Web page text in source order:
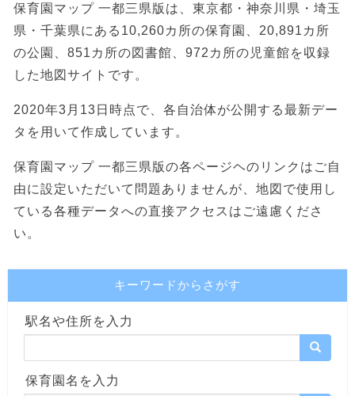
保育園マップ 一都三県版は、東京都・神奈川県・埼玉
県・千葉県にある10,260カ所の保育園、20,891カ所
の公園、851カ所の図書館、972カ所の児童館を収録
した地図サイトです。
2020年3月13日時点で、各自治体が公開する最新デー
タを用いて作成しています。
保育園マップ 一都三県版の各ページヘのリンクはご自
由に設定いただいて問題ありませんが、地図で使用し
ている各種データへの直接アクセスはご遠慮くださ
い。
キーワードからさがす
駅名や住所を入力
保育園名を入力